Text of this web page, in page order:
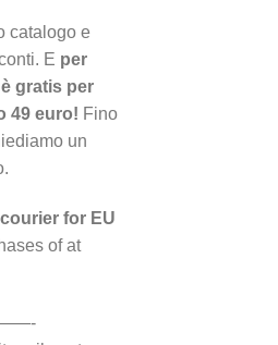
catalogo e
E per
è gratis per
49 euro! Fino
un
for EU
of at